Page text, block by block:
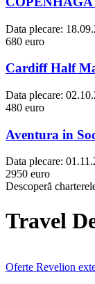
Data plecare:
680 euro
Cardiff Half
Data plecare:
480 euro
Aventura in
Data plecare:
2950 euro
Descoperă
Travel
Oferte Revelion